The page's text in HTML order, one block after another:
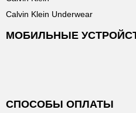
Calvin Klein Underwear
МОБИЛЬНЫЕ
СПОСОБЫ ОПЛАТЫ